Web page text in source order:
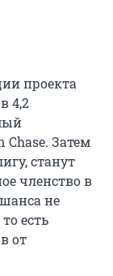
проекта
4,2
Затем
станут
членство в
не
есть
от